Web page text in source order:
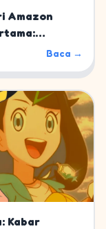
Amazon
Gaming
Baca →
Kabar